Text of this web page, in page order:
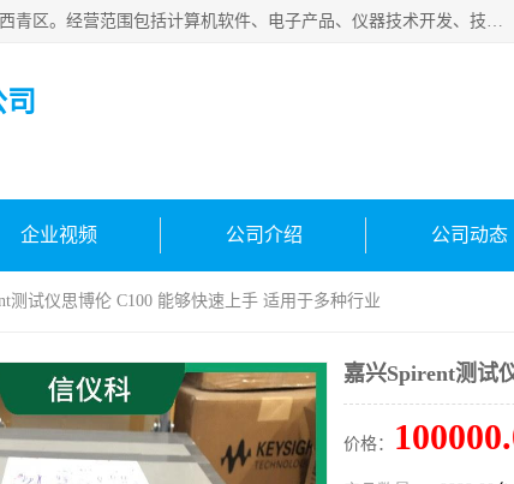
天津市信仪科科技有限公司成立于2013年，注册地位于天津市西青区。经营范围包括计算机软件、电子产品、仪器技术开发、技术转让、技术咨询、技术服务、网络工程、电子监控工程安装等；主要产品有：网络流量测试仪、Ixia XM2、XM12、XGS2、XGS12、400T、1600T、X16网络协议分析仪，Agilent N2X 等等各种型号，欢迎来电咨询。
企业视频 公司介绍 公司动态
测试仪思博伦 C100 能够快速上手 适用于多种行业
嘉兴Spirent测
价格：